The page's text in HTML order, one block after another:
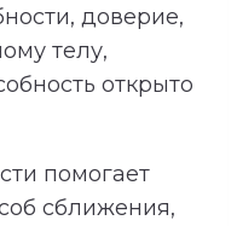
доверие,
телу,
открыто
помогает
сближения,